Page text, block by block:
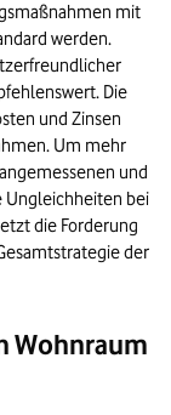
mit
werden.
Die
und Zinsen
Um mehr
und
Ungleichheiten bei
die Forderung
der
Wohnraum